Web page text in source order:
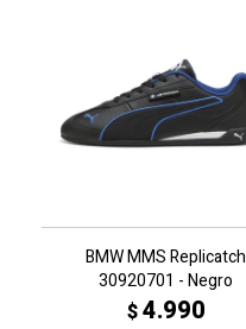
BMW MMS Replicatch
30920701 - Negro
$4.990